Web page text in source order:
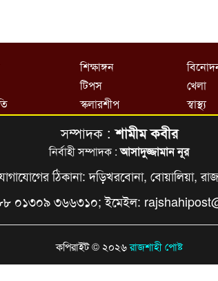
শিক্ষাঙ্গন
টিপস
স্কলারশীপ
খেলা
স্বাস্থ্য
সম্পাদক : শামীম কবীর
নির্বাহী সম্পাদক :আসাদুজ্জামান নূর
ঠিকানা: দড়িখরবোনা, বোয়ালিয়া,
০১৩০৯ ৩৬৬৩১০; ইমেইল:
কপিরাইট © ২০২৬রাজশাহী পোষ্ট